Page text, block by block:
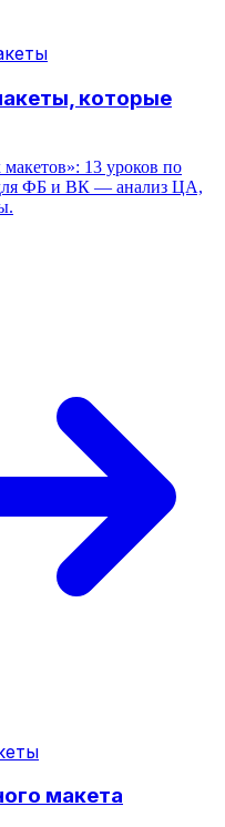
которые
13 уроков по
ФБ и ВК — анализ ЦА,
макета